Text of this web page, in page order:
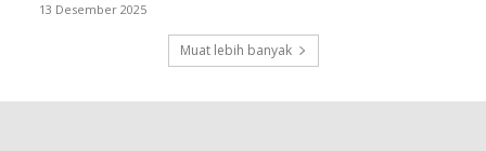
13 Desember 2025
Muat lebih banyak